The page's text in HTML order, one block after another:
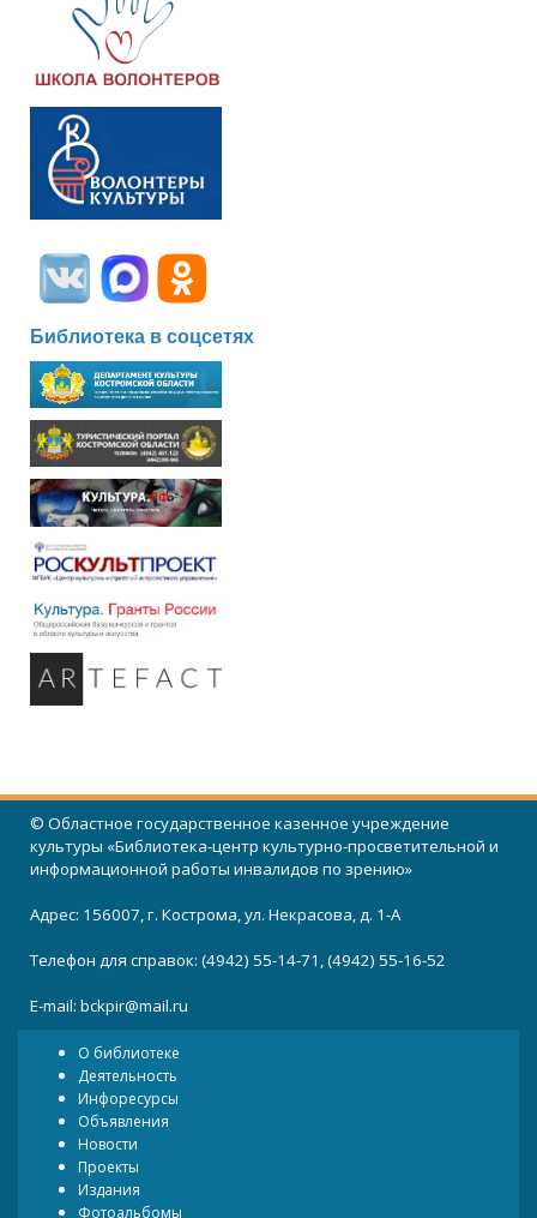
Библиотека в соцсетях
© Областное государственное казенное учреждение
культуры «Библиотека-центр культурно-просветительной и
информационной работы инвалидов по зрению»
Адрес: 156007, г. Кострома, ул. Некрасова, д. 1-А
Телефон для справок: (4942) 55-14-71, (4942) 55-16-52
E-mail: bckpir@mail.ru
О библиотеке
Деятельность
Инфоресурсы
Объявления
Новости
Проекты
Издания
Фотоальбомы